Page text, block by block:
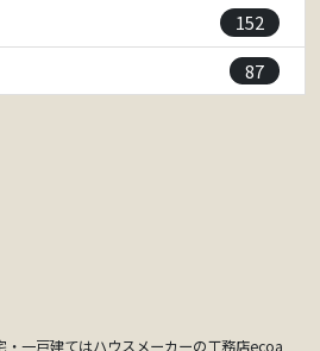
152
87
一戸建てはハウスメーカーの工務店ecoa